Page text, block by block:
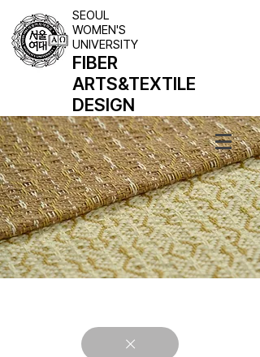
SEOUL
WOMEN'S
UNIVERSITY
FIBER
ARTS&TEXTILE
DESIGN